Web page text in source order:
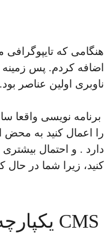
هنگامی که تایپوگرافی
اضافه کردم. پس
ناوبری اولین عناصر بود.
برنامه نویسی واقعا
را اعمال کنید به
دارد . و احتمال بیشتری
کنید، زیرا شما در